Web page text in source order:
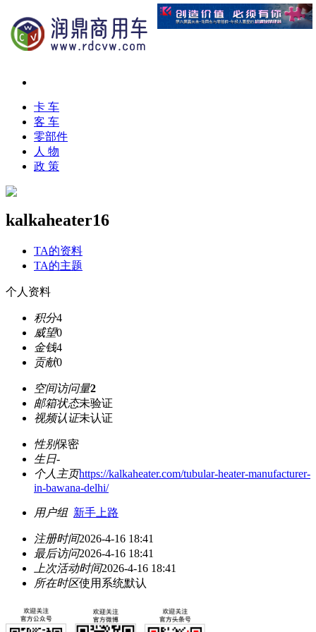
卡 车
客 车
零部件
人 物
政 策
kalkaheater16
TA的资料
TA的主题
个人资料
积分4
威望0
金钱4
贡献0
空间访问量2
邮箱状态未验证
视频认证未认证
性别保密
生日-
个人主页https://kalkaheater.com/tubular-heater-manufacturer-
in-bawana-delhi/
用户组 新手上路
注册时间2026-4-16 18:41
最后访问2026-4-16 18:41
上次活动时间2026-4-16 18:41
所在时区使用系统默认